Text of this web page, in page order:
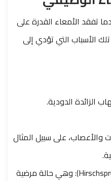
تفقد الأمعاء القدرة على
الأسباب التي تؤدي إلى
الزائدة الدودية.
والأعصاب، على سبيل المثال
مرض هيرشسبرينج (Hirschsprung’s disease): وهي حالة مرضية